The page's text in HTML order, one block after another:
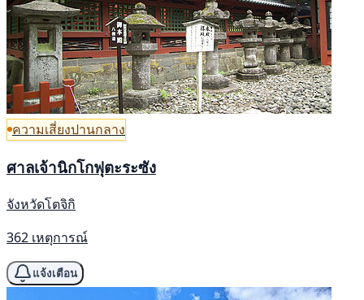
ความเสี่ยงปานกลาง
ศาลเจ้านิกโกฟุตะระซัง
จังหวัดโตจิกิ
362 เหตุการณ์
แจ้งเตือน